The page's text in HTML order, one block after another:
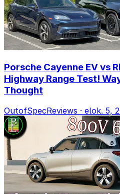
Porsche Cayenne EV vs
Highway Range Test!
Thought
OutofSpecReviews · elok. 5,